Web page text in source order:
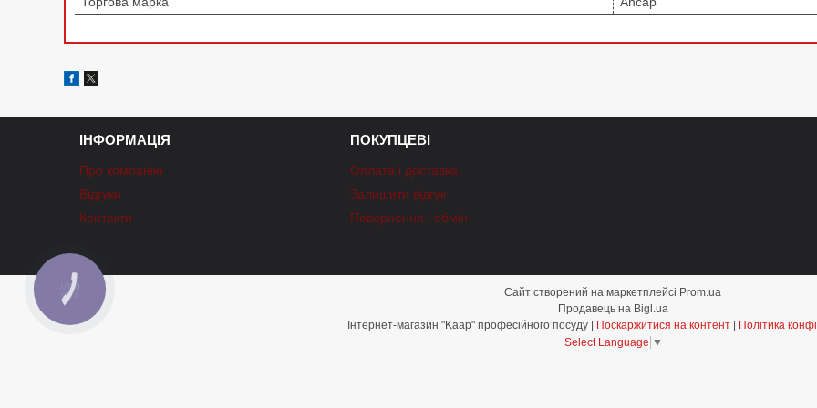
ІНФОРМАЦІЯ
Про компанію
Відгуки
Контакти
ПОКУПЦЕВІ
Оплата і доставка
Залишити відгук
Повернення і обмін
Сайт створений на маркетплейсі Prom.ua
Продавець на Bigl.ua
Поскаржитися на контент
Політика
Select Language ▼
КНОПКА
ЗВ'ЯЗКУ